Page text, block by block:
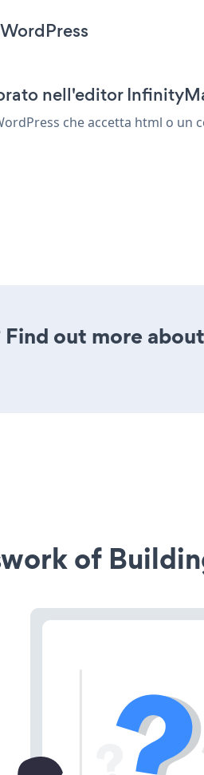
nell'editor
che accetta html o un
out more
of